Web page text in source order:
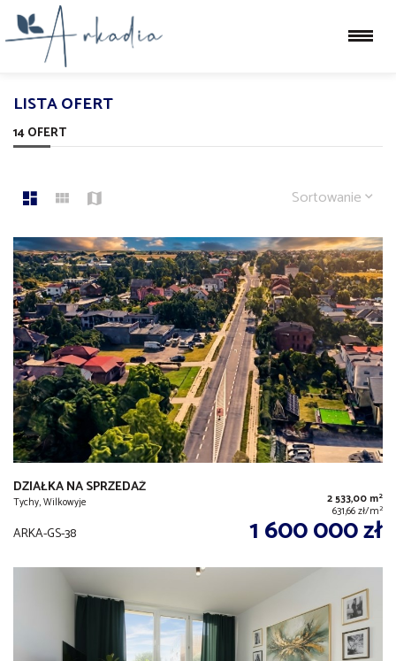
LISTA OFERT
14 OFERT
Sortowanie
DZIAŁKA NA SPRZEDAŻ
Tychy, Wilkowyje 2 533,00 m2
631,66 zł/m2
ARKA-GS-38 1 600 000 zł